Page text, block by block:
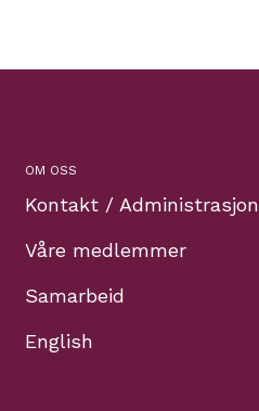
OM OSS
Kontakt / Administrasjon
Våre medlemmer
Samarbeid
English